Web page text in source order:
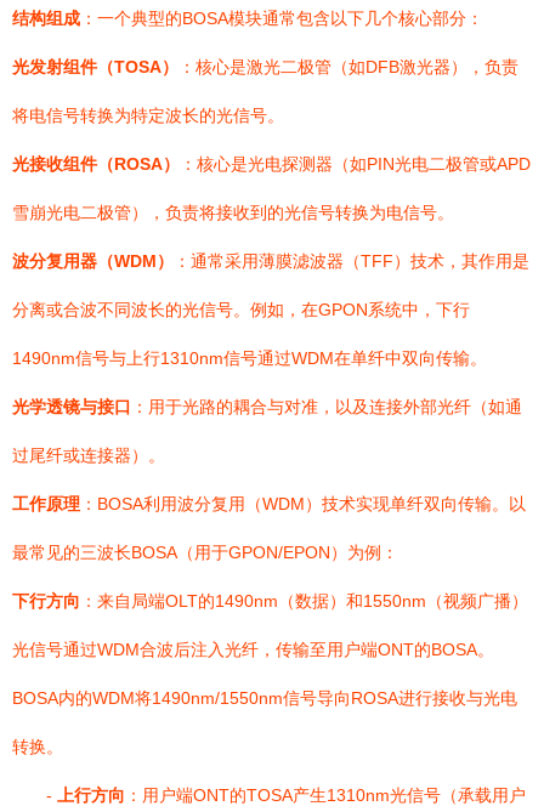
结构组成 ：一个典型的BOSA模块通常包含以下几个核心部分：
光发射组件（TOSA） ：核心是激光二极管（如DFB激光器），负责
将电信号转换为特定波长的光信号。
光接收组件（ROSA） ：核心是光电探测器（如PIN光电二极管或APD
雪崩光电二极管），负责将接收到的光信号转换为电信号。
波分复用器（WDM） ：通常采用薄膜滤波器（TFF）技术，其作用是
分离或合波不同波长的光信号。例如，在GPON系统中，下行
1490nm信号与上行1310nm信号通过WDM在单纤中双向传输。
光学透镜与接口 ：用于光路的耦合与对准，以及连接外部光纤（如通
过尾纤或连接器）。
工作原理 ：BOSA利用波分复用（WDM）技术实现单纤双向传输。以
最常见的三波长BOSA（用于GPON/EPON）为例：
下行方向 ：来自局端OLT的1490nm（数据）和1550nm（视频广播）
光信号通过WDM合波后注入光纤，传输至用户端ONT的BOSA。
BOSA内的WDM将1490nm/1550nm信号导向ROSA进行接收与光电
转换。
- 上行方向 ：用户端ONT的TOSA产生1310nm光信号（承载用户